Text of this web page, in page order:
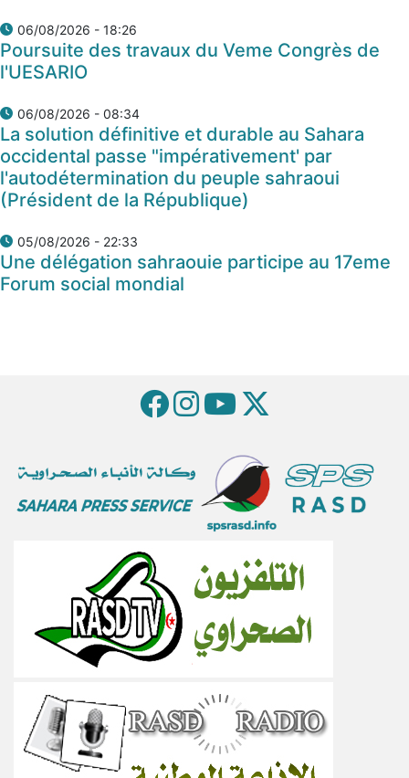
06/08/2026 - 18:26
Poursuite des travaux du Veme Congrès de
l'UESARIO
06/08/2026 - 08:34
La solution définitive et durable au Sahara
occidental passe "impérativement' par
l'autodétermination du peuple sahraoui
(Président de la République)
05/08/2026 - 22:33
Une délégation sahraouie participe au 17eme
Forum social mondial